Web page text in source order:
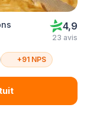
4,9
23 avis
+91 NPS